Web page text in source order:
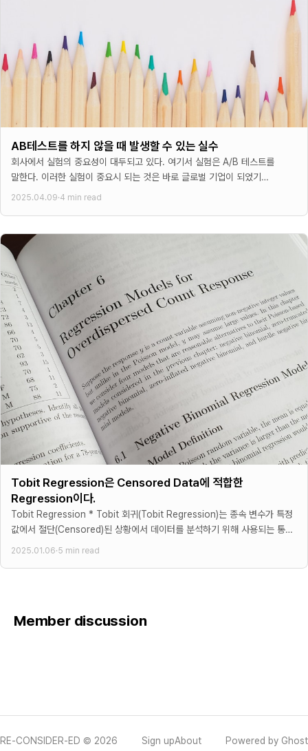
AB테스트를 하지 않을 때 발생할 수 있는 실수
회사에서 실험의 중요성이 대두되고 있다. 여기서 실험은 A/B 테스트를
말한다. 이러한 실험이 중요시 되는 것은 바로 글로벌 기업이 되었기
때문이다. 글로벌 기업이 되면
2025.04.09·4 min read
Tobit Regression은 Censored Data에 적합한
Regression이다.
Tobit Regression * Tobit 회귀(Tobit Regression)는 종속 변수가 특정
값에서 절단(Censored)된 상황에서 데이터를 분석하기 위해 사용되는 통계
기법입니다. * James Tobin이 처음
2025.01.06·5 min read
Member discussion
RE-CONSIDER-ED © 2026 Sign upAbout Powered by Ghost